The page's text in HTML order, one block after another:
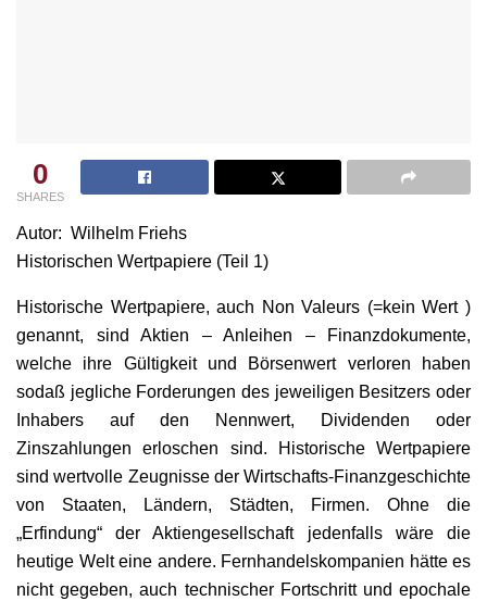
0
SHARES
Autor: Wilhelm Friehs
Historischen Wertpapiere (Teil 1)
Historische Wertpapiere, auch Non Valeurs (=kein Wert )
genannt, sind Aktien – Anleihen – Finanzdokumente,
welche ihre Gültigkeit und Börsenwert verloren haben
sodaß jegliche Forderungen des jeweiligen Besitzers oder
Inhabers auf den Nennwert, Dividenden oder
Zinszahlungen erloschen sind. Historische Wertpapiere
sind wertvolle Zeugnisse der Wirtschafts-Finanzgeschichte
von Staaten, Ländern, Städten, Firmen. Ohne die
„Erfindung“ der Aktiengesellschaft jedenfalls wäre die
heutige Welt eine andere. Fernhandelskompanien hätte es
nicht gegeben, auch technischer Fortschritt und epochale